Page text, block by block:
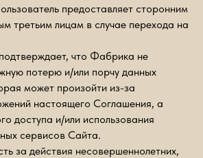
предоставляет сторонним
третьим лицам в случае перехода на
что Фабрика не
потерю и/или порчу данных
может произойти из-за
настоящего Соглашения, а
доступа и/или использования
сервисов Сайта.
за действия несовершеннолетних,